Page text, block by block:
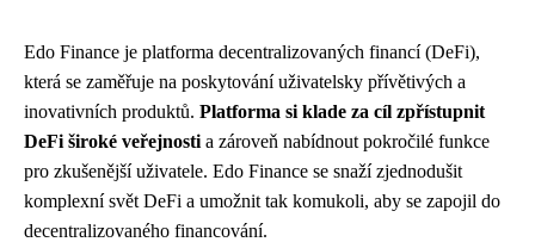
Edo Finance je platforma decentralizovaných financí (DeFi),
která se zaměřuje na poskytování uživatelsky přívětivých a
inovativních produktů. Platforma si klade za cíl zpřístupnit
DeFi široké veřejnosti a zároveň nabídnout pokročilé funkce
pro zkušenější uživatele. Edo Finance se snaží zjednodušit
komplexní svět DeFi a umožnit tak komukoli, aby se zapojil do
decentralizovaného financování.